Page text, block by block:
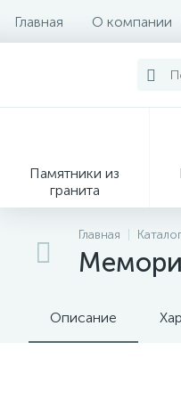
Главная О компании
Памятники из
гранита
Вазы
Главная
Описание